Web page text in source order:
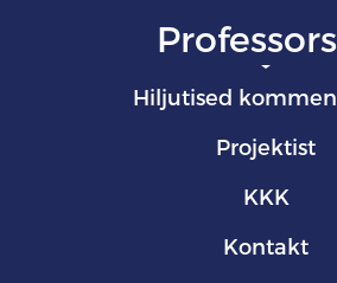
Hiljutised
Projektist
KKK
Kontakt